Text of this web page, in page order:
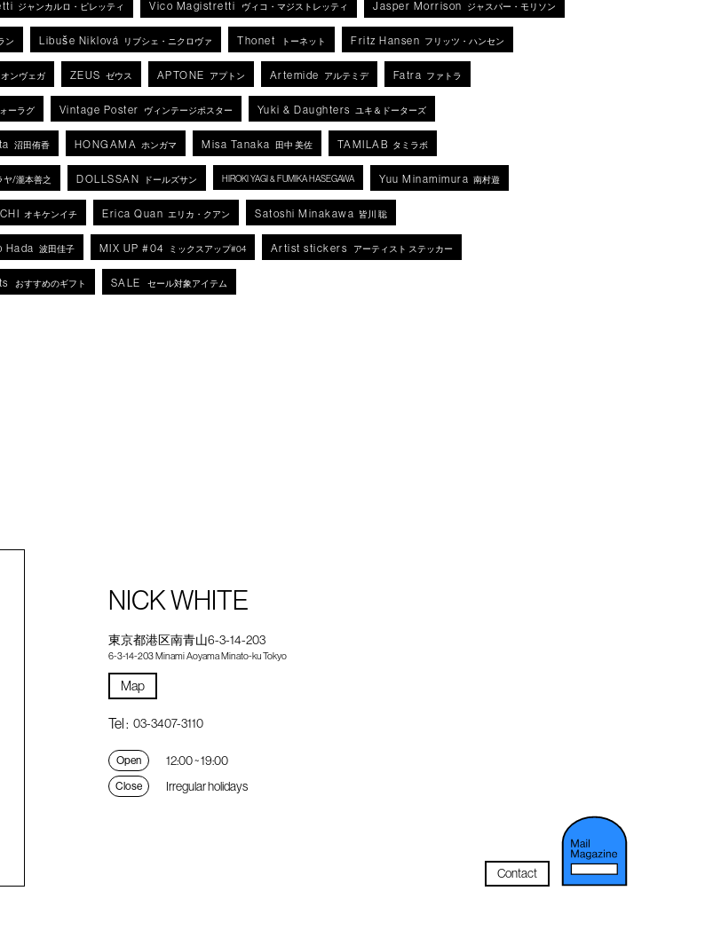
ジャンカルロ・ピレッティ Vico Magistretti ヴィコ・マジストレッティ Jasper Morrison ジャスパー・モリソン
ン Libuše Niklová リブシェ・ニクロヴァ Thonet トーネット Fritz Hansen フリッツ・ハンセン
ンヴェガ ZEUS ゼウス APTONE アプトン Artemide アルテミデ Fatra ファトラ
ーラグ Vintage Poster ヴィンテージポスター Yuki & Daughters ユキ＆ドーターズ
沼田侑香 HONGAMA ホンガマ Misa Tanaka 田中 美佐 TAMILAB タミラボ
ヤ/瀧本善之 DOLLSSAN ドールズサン HIROKI YAGI & FUMIKA HASEGAWA Yuu Minamimura 南村遊
オキケンイチ Erica Quan エリカ・クアン Satoshi Minakawa 皆川 聡
Hada 波田佳子 MIX UP #04 ミックスアップ#04 Artist stickers アーティスト ステッカー
おすすめのギフト SALE セール対象アイテム
NICK WHITE
東京都港区南青山6-3-14-203
6-3-14-203 Minami Aoyama Minato-ku Tokyo
Map
Tel : 03-3407-3110
Open 12:00 ~ 19:00
Close Irregular holidays
Contact